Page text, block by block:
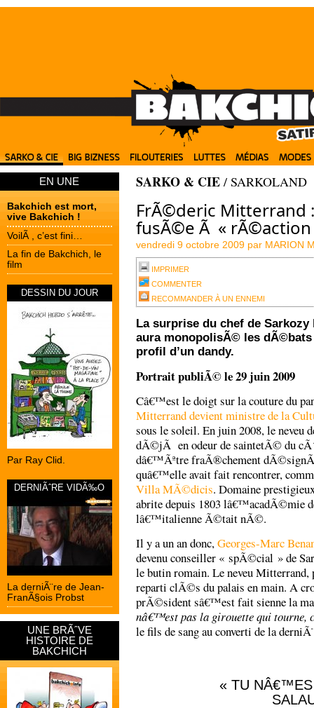
EN UNE
Bakchich est mort,
vive Bakchich !
VoilÃ , c’est fini…
La fin de Bakchich, le
film
DESSIN DU JOUR
Par Ray Clid.
DERNIÃˆRE VIDÃ‰O
La derniÃ¨re de Jean-
FranÃ§ois Probst
UNE BRÃˆVE
HISTOIRE DE
BAKCHICH
SARKO & CIE / SARKOLAND
FrÃ©deric Mitterrand :
fusÃ©e Ã « rÃ©action
vendredi 9 octobre 2009 par MARION
IMPRIMER
COMMENTER
RECOMMANDER À UN ENNEMI
La surprise du chef de
aura monopolisÃ© les
profil d’un dandy.
Portrait publiÃ© le 29 juin 2009
Câ€™est le doigt sur la couture du
Mitterrand devient ministre de la
sous le soleil. En juin 2008, le neveu
dÃ©jÃ en odeur de saintetÃ© du
dâ€™Ãªtre fraÃ®chement
quâ€™elle avait fait rencontrer,
Villa MÃ©dicis. Domaine
abrite depuis 1803 lâ€™acadÃ©mie
lâ€™italienne Ã©tait nÃ©.
Il y a un an donc,Georges-Marc
devenu conseiller « spÃ©cial » de
le butin romain. Le neveu
reparti clÃ©s du palais en main. A
prÃ©sident sâ€™est fait sienne la
nâ€™est pas la girouette qui tourne,
le fils de sang au converti de la
« TU NÂ€™ES